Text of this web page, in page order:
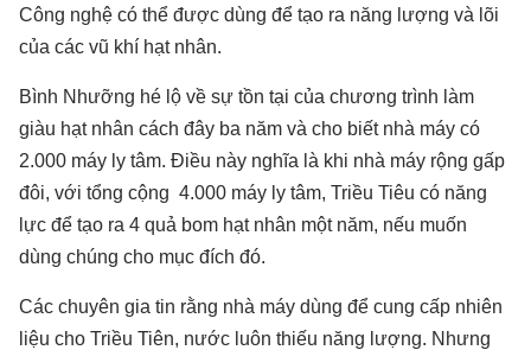
Công nghệ có thể được dùng để tạo ra năng lượng và lõi
của các vũ khí hạt nhân.
Bình Nhưỡng hé lộ về sự tồn tại của chương trình làm
giàu hạt nhân cách đây ba năm và cho biết nhà máy có
2.000 máy ly tâm. Điều này nghĩa là khi nhà máy rộng gấp
đôi, với tổng cộng 4.000 máy ly tâm, Triều Tiêu có năng
lực để tạo ra 4 quả bom hạt nhân một năm, nếu muốn
dùng chúng cho mục đích đó.
Các chuyên gia tin rằng nhà máy dùng để cung cấp nhiên
liệu cho Triều Tiên, nước luôn thiếu năng lượng. Nhưng